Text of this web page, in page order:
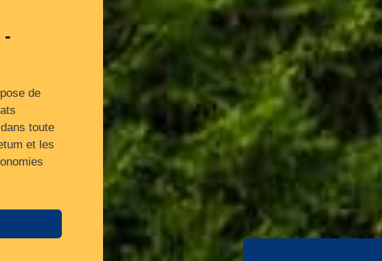
-
de
toute
et les